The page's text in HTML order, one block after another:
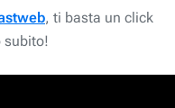
, ti basta un click
subito!